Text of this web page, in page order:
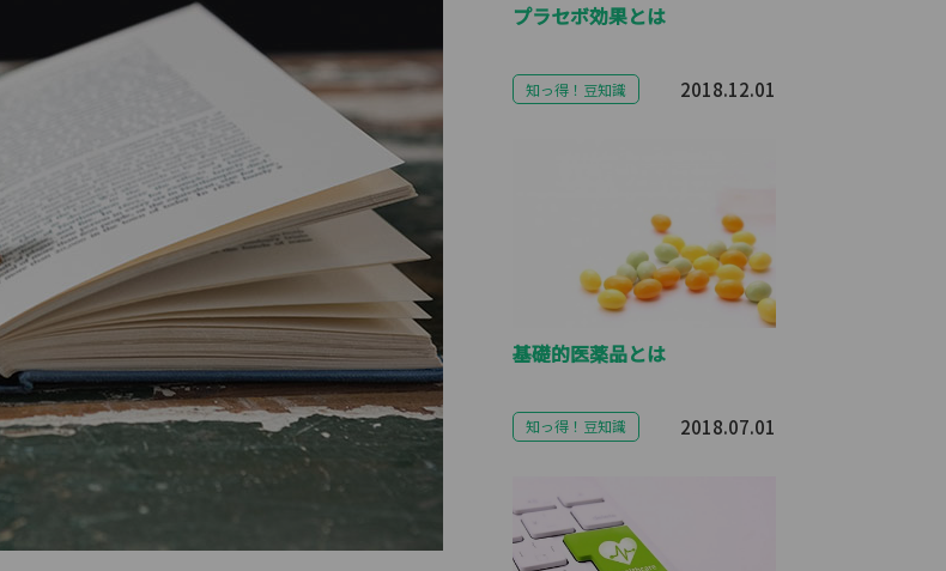
プラセボ効果とは
知っ得！豆知識 2018.12.01
基礎的医薬品とは
知っ得！豆知識 2018.07.01